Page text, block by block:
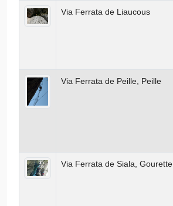
Via Ferrata de Liaucous
Via Ferrata de Peille, Peille
Via Ferrata de Siala, Gourette